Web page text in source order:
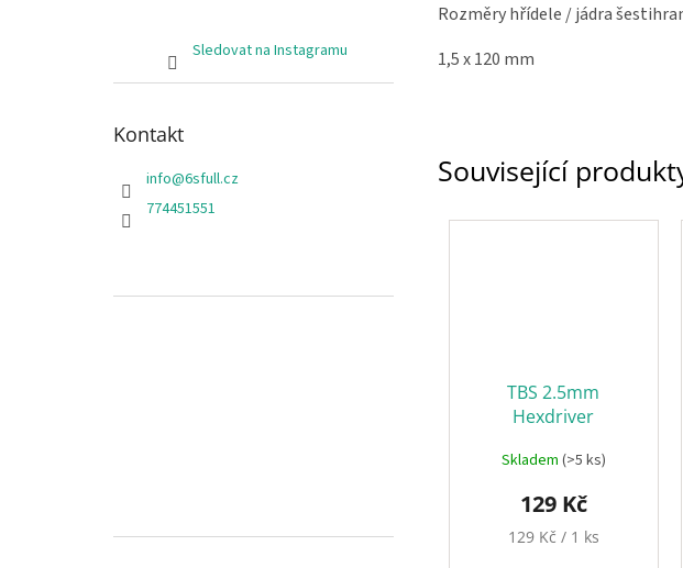
Sledovat na Instagramu
Kontakt
info@6sfull.cz
774451551
Související
TBS 2.5mm
Hexdriver
Skladem (>5 ks)
129 Kč
Měrná
129 Kč / 1 ks
Rozměry hřídele / jádra
1,5 x 120 mm